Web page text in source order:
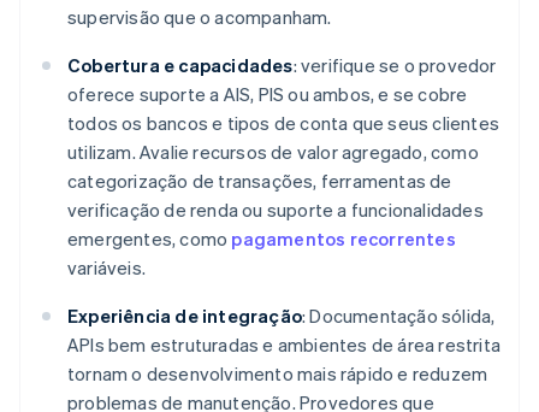
supervisão que o acompanham.
Cobertura e capacidades: verifique se o provedor
oferece suporte a AIS, PIS ou ambos, e se cobre
todos os bancos e tipos de conta que seus clientes
utilizam. Avalie recursos de valor agregado, como
categorização de transações, ferramentas de
verificação de renda ou suporte a funcionalidades
emergentes, como pagamentos recorrentes
variáveis.
Experiência de integração: Documentação sólida,
APIs bem estruturadas e ambientes de área restrita
tornam o desenvolvimento mais rápido e reduzem
problemas de manutenção. Provedores que